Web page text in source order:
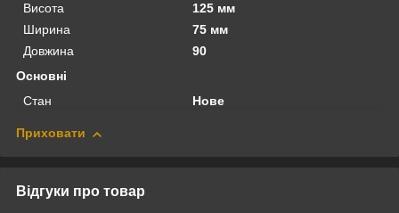
Висота
125 мм
Ширина
75 мм
Довжина
90
Основні
Стан
Нове
Приховати
Відгуки про товар